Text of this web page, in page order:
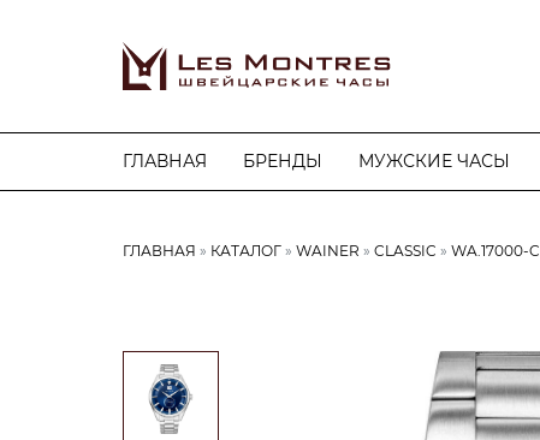
ГЛАВНАЯ БРЕНДЫ МУЖСКИЕ ЧАСЫ
ГЛАВНАЯ КАТАЛОГ WAINER CLASSIC WA.17000-C